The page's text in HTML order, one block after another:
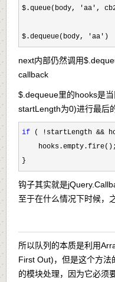
$.queue(body, 'aa' ,
$.dequeue(body, 'aa')
next内部仍然调用
callback
$.dequeue里的hooks是
startLength为0)进行最后
if ( !startLength &&
    hooks.empty.fire();
}
钩子其实就是
至于在什么情况下时候，
所以队列的本质是利用
First Out)，但是这个方法
的模块处理，因为它必须